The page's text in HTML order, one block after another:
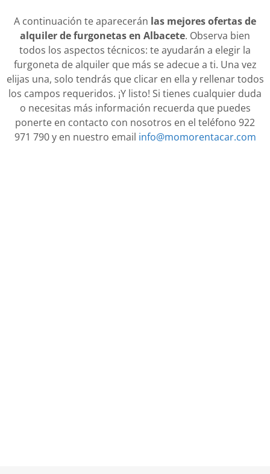
A continuación te aparecerán las mejores ofertas de
alquiler de furgonetas en Albacete. Observa bien
todos los aspectos técnicos: te ayudarán a elegir la
furgoneta de alquiler que más se adecue a ti. Una vez
elijas una, solo tendrás que clicar en ella y rellenar todos
los campos requeridos. ¡Y listo! Si tienes cualquier duda
o necesitas más información recuerda que puedes
ponerte en contacto con nosotros en el teléfono 922
971 790 y en nuestro email info@momorentacar.com